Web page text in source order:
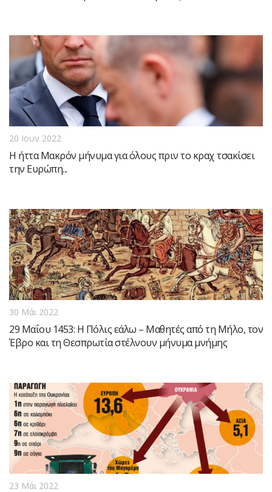
20 Ιουν 2022
Η ήττα Μακρόν μήνυμα για όλους πριν το κραχ τσακίσει
την Ευρώπη...
30 Μάι 2022
29 Μαΐου 1453: Η Πόλις εάλω – Μαθητές από τη Μήλο, τον
Έβρο και τη Θεσπρωτία στέλνουν μήνυμα μνήμης
23 Μάι 2022